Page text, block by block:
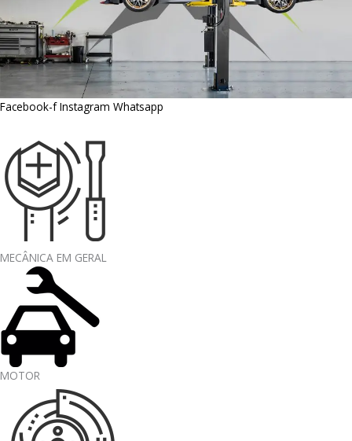
Facebook-fInstagram Whatsapp
MECÂNICA EM GERAL
MOTOR